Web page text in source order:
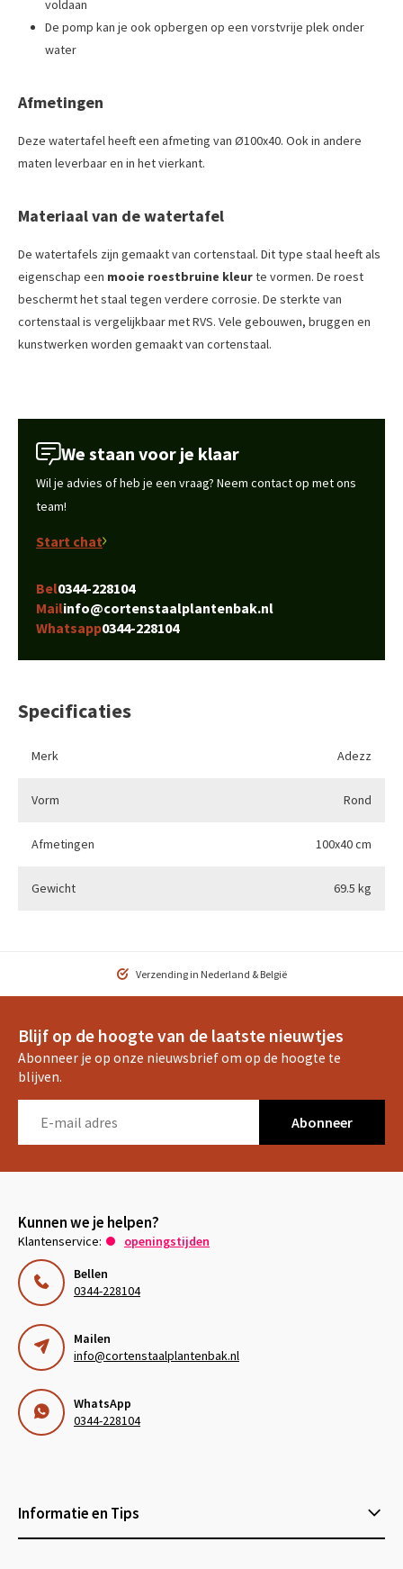
voldaan
De pomp kan je ook opbergen op een vorstvrije plek onder
water
Afmetingen
Deze watertafel heeft een afmeting van Ø100x40. Ook in andere
maten leverbaar en in het vierkant.
Materiaal van de watertafel
De watertafels zijn gemaakt van cortenstaal. Dit type staal heeft als
eigenschap een mooie roestbruine kleurte vormen. De roest
beschermt het staal tegen verdere corrosie. De sterkte van
cortenstaal is vergelijkbaar met RVS. Vele gebouwen, bruggen en
kunstwerken worden gemaakt van cortenstaal.
We staan voor je klaar
Wil je advies of heb je een vraag? Neem contact op met ons
team!
Start chat
Bel0344-228104
Mailinfo@cortenstaalplantenbak.nl
Whatsapp0344-228104
Specificaties
Merk Adezz
Vorm Rond
Afmetingen 100x40 cm
Gewicht 69.5 kg
Verzending in Nederland & België
Blijf op de hoogte van de laatste nieuwtjes
Abonneer je op onze nieuwsbrief om op de hoogte te
blijven.
Abonneer
Kunnen we je helpen?
Klantenservice:
openingstijden
Bellen
0344-228104
Mailen
info@cortenstaalplantenbak.nl
WhatsApp
0344-228104
Informatie en Tips